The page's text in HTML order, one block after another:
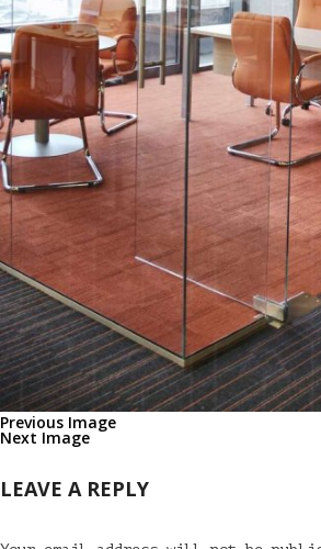
Previous Image
Next Image
LEAVE A REPLY